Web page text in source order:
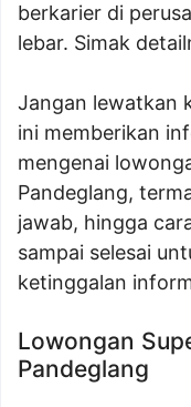
berkarier di
lebar. Simak
Jangan lewatkan
ini memberikan
mengenai
Pandeglang,
jawab, hingga
sampai selesai
ketinggalan
Lowongan
Pandeglang